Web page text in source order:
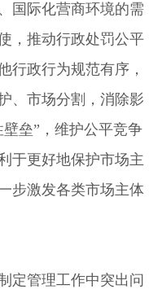
国际化营商环境的需
，推动行政处罚公平
行政行为规范有序，
、市场分割，消除影
垒”，维护公平竞争
于更好地保护市场主
步激发各类市场主体
定管理工作中突出问